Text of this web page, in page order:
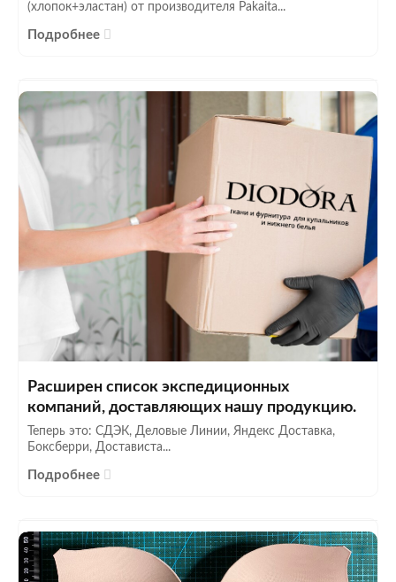
(хлопок+эластан) от производителя Pakaita...
Подробнее
Расширен список экспедиционных
компаний, доставляющих нашу продукцию.
Теперь это: СДЭК, Деловые Линии, Яндекс Доставка,
Боксберри, Достависта...
Подробнее